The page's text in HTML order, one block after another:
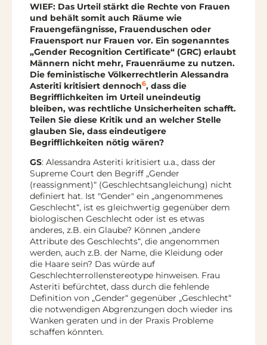
WIEF: Das Urteil stärkt die Rechte von Frauen
und behält somit auch Räume wie
Frauengefängnisse, Frauenduschen oder
Frauensport nur Frauen vor. Ein sogenanntes
„Gender Recognition Certificate“ (GRC) erlaubt
Männern nicht mehr, Frauenräume zu nutzen.
Die feministische Völkerrechtlerin Alessandra
Asteriti kritisiert dennoch6, dass die
Begrifflichkeiten im Urteil uneindeutig
bleiben, was rechtliche Unsicherheiten schafft.
Teilen Sie diese Kritik und an welcher Stelle
glauben Sie, dass eindeutigere
Begrifflichkeiten nötig wären?
GS: Alessandra Asteriti kritisiert u.a., dass der
Supreme Court den Begriff „Gender
(reassignment)“ (Geschlechtsangleichung) nicht
definiert hat. Ist "Gender" ein „angenommenes
Geschlecht“, ist es gleichwertig gegenüber dem
biologischen Geschlecht oder ist es etwas
anderes, z.B. ein Glaube? Können „andere
Attribute des Geschlechts“, die angenommen
werden, auch z.B. der Name, die Kleidung oder
die Haare sein? Das würde auf
Geschlechterrollenstereotype hinweisen. Frau
Asteriti befürchtet, dass durch die fehlende
Definition von „Gender“ gegenüber „Geschlecht“
die notwendigen Abgrenzungen doch wieder ins
Wanken geraten und in der Praxis Probleme
schaffen könnten.